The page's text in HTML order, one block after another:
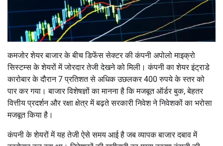
कमजोर शेयर बाजार के बीच डिफेंस सेक्टर की कंपनी अपोलो माइक्रो
सिस्टम्स के शेयरों में जोरदार तेजी देखने को मिली। कंपनी का शेयर इंट्राडे
कारोबार के दौरान 7 प्रतिशत से अधिक उछलकर 400 रुपये के स्तर को
पार कर गया। बाजार विशेषज्ञों का मानना है कि मजबूत ऑर्डर बुक, बेहतर
वित्तीय प्रदर्शन और रक्षा क्षेत्र में बढ़ते सरकारी निवेश ने निवेशकों का भरोसा
मजबूत किया है।
कंपनी के शेयरों में यह तेजी ऐसे समय आई है जब व्यापक बाजार दबाव में